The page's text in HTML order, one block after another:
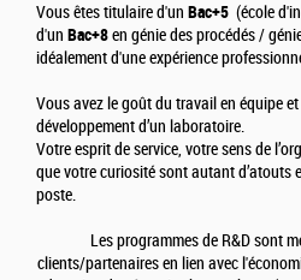
Vous êtes titulaire d'un Bac+5 (école
d'un Bac+8en génie des procédés /
idéalement d'une expérience
Vous avez le goût du travail en équipe et
développement d’un laboratoire.
Votre esprit de service, votre sens de
que votre curiosité sont autant d’atouts
poste.
Les programmes de R&D sont
clients/partenaires en lien avec